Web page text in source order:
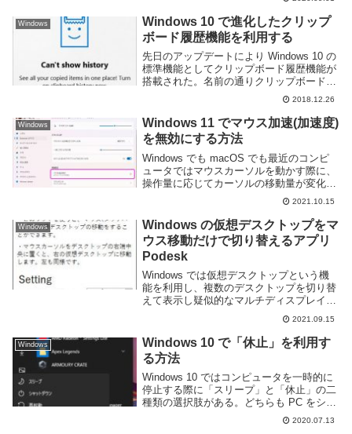
HDD との比較やコンピュータ内蔵の SSD
と比較して、どの程度の性能差があるの
か...
Windows
Windows 10 で進化したクリップ
ボード履歴機能を利用する
先日のアップデートにより Windows 10 の
標準機能としてクリップボード履歴機能が
搭載された。名前の通りクリップボードの
履歴を保存する機能で、それまで一つしか
データを格納できなかったクリップボード
を拡張するアップデートとなった。さっ
そ...
2018.12.26
Windows
Windows 11 でマウス加速(加速度)
を無効にする方法
Windows でも macOS でも最近のコンピ
ュータではマウスカーソルを動かす際に、
操作量に応じてカーソルの移動量が変化す
るマウス加速機能が搭載されている。あま
りマウスを動かさなくともカーソルを大き
く動かすことができるため狭い机であっ
た...
2021.10.15
Windows
Windows の仮想デスクトップをマ
ウス移動だけで切り替えるアプリ
Podesk
Windows では仮想デスクトップという機
能を利用し、複数のデスクトップを切り替
えて表示し疑似的なマルチディスプレイを
実現することができる。しかし 利用の際
にはタスクバーに表示されているタスクビ
ューボタンを押すか Win+Tab や Wi...
2021.09.15
Windows
Windows 10 で「休止」を利用す
る方法
Windows 10 ではコンピュータを一時的に
停止する際に「スリープ」と「休止」の二
種類の選択肢がある。どちらも PC をシャ
ットダウンせずに PC の動作を一時的に止
める事によってバッテリーの消費を抑えた
2020.07.13